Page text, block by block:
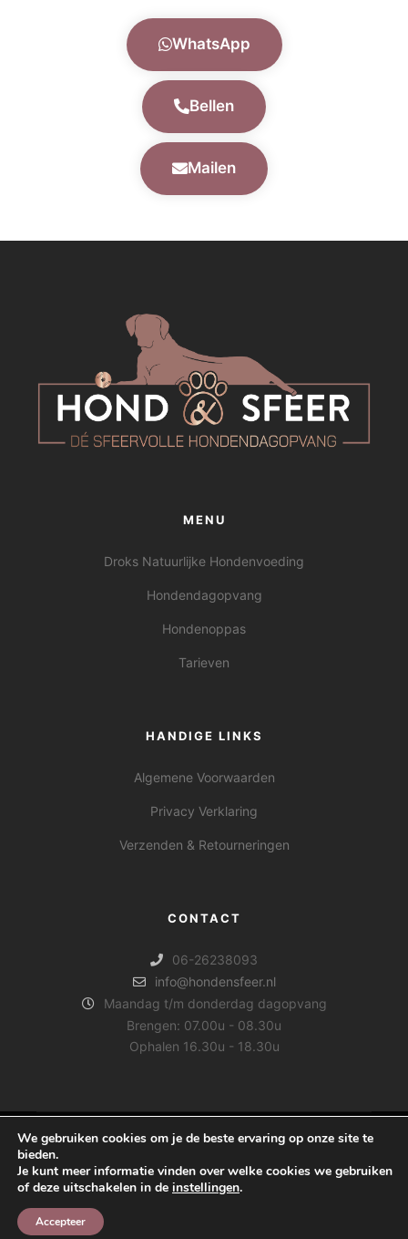
WhatsApp
Bellen
Mailen
MENU
Droks Natuurlijke Hondenvoeding
Hondendagopvang
Hondenoppas
Tarieven
HANDIGE LINKS
Algemene Voorwaarden
Privacy Verklaring
Verzenden & Retourneringen
CONTACT
06-26238093
info@hondensfeer.nl
Maandag t/m donderdag dagopvang
Brengen: 07.00u - 08.30u
Ophalen 16.30u - 18.30u
Copyright © 2025 Hond & Sfeer, Alle rechten
We gebruiken cookies om je de beste ervaring op onze site te
bieden.
Je kunt meer informatie vinden over welke cookies we gebruiken
of deze uitschakelen in de instellingen.
Accepteer